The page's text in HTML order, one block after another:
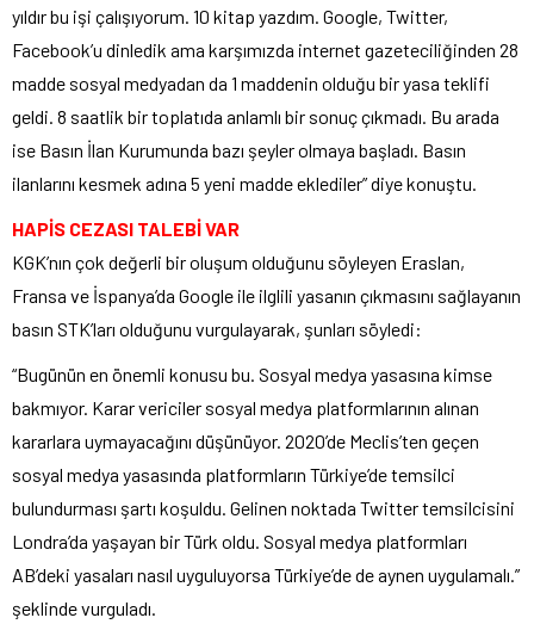
yıldır bu işi çalışıyorum. 10 kitap yazdım. Google, Twitter,
Facebook’u dinledik ama karşımızda internet gazeteciliğinden 28
madde sosyal medyadan da 1 maddenin olduğu bir yasa teklifi
geldi. 8 saatlik bir toplatıda anlamlı bir sonuç çıkmadı. Bu arada
ise Basın İlan Kurumunda bazı şeyler olmaya başladı. Basın
ilanlarını kesmek adına 5 yeni madde eklediler” diye konuştu.
HAPİS CEZASI TALEBİ VAR
KGK’nın çok değerli bir oluşum olduğunu söyleyen Eraslan,
Fransa ve İspanya’da Google ile ilglili yasanın çıkmasını sağlayanın
basın STK’ları olduğunu vurgulayarak, şunları söyledi:
“Bugünün en önemli konusu bu. Sosyal medya yasasına kimse
bakmıyor. Karar vericiler sosyal medya platformlarının alınan
kararlara uymayacağını düşünüyor. 2020’de Meclis’ten geçen
sosyal medya yasasında platformların Türkiye’de temsilci
bulundurması şartı koşuldu. Gelinen noktada Twitter temsilcisini
Londra’da yaşayan bir Türk oldu. Sosyal medya platformları
AB’deki yasaları nasıl uyguluyorsa Türkiye’de de aynen uygulamalı.”
şeklinde vurguladı.